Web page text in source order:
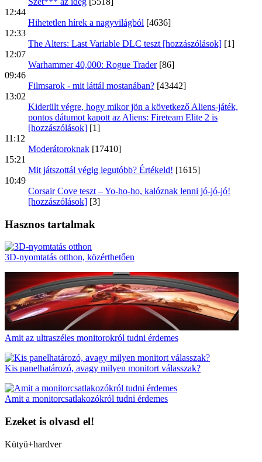
12:44
Hihetetlen hírek a nagyvilágból [4636]
12:33
The Alters: Last Variable DLC teszt [hozzászólások] [1]
12:07
Warhammer 40,000: Rogue Trader [86]
09:46
Filmsarok - mit láttál mostanában? [43442]
13:02
Kiderült végre, hogy mikor jön a következő Aliens-játék,
pontos dátumot kapott az Aliens: Fireteam Elite 2 is
[hozzászólások] [1]
11:12
Moderátoroknak [17410]
15:21
Mit játszottál végig legutóbb? Értékeld! [1615]
10:49
Corsair Cove teszt – Yo-ho-ho, kalóznak lenni jó-jó-jó!
[hozzászólások] [3]
Hasznos tartalmak
3D-nyomtatás otthon, közérthetően
Amit az ultraszéles monitorokról tudni érdemes
Kis panelhatározó, avagy milyen monitort válasszak?
Amit a monitorcsatlakozókról tudni érdemes
Ezeket is olvasd el!
Kütyü+hardver